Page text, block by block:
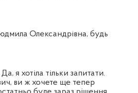
Олександрівна, будь
я хотіла тільки запитати.
ви ж хочете ще тепер